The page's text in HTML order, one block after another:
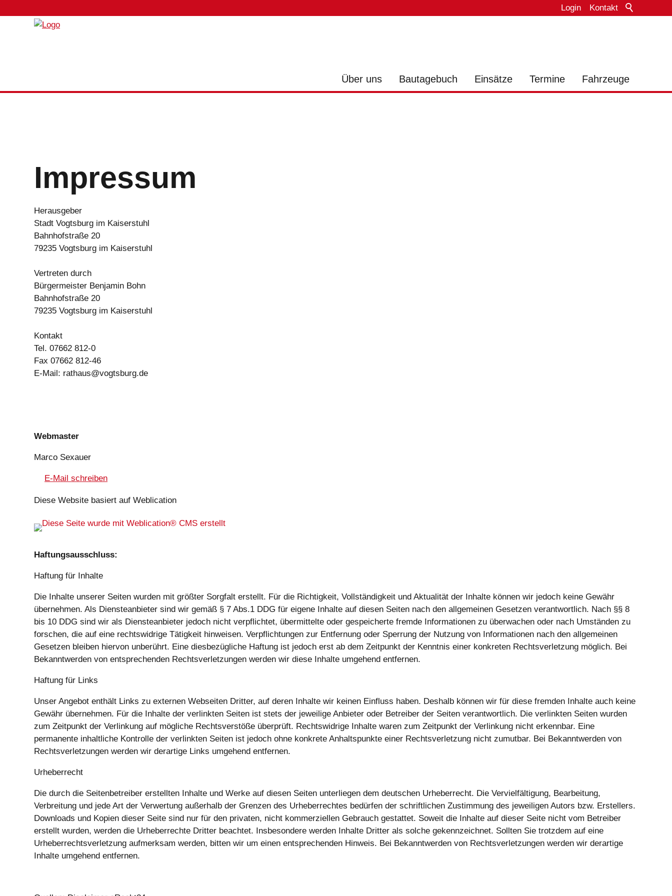
Kontakt
Login
Über uns Bautagebuch Einsätze Termine Fahrzeuge
Impressum
Herausgeber
Stadt Vogtsburg im Kaiserstuhl
Bahnhofstraße 20
79235 Vogtsburg im Kaiserstuhl
Vertreten durch
Bürgermeister Benjamin Bohn
Bahnhofstraße 20
79235 Vogtsburg im Kaiserstuhl
Kontakt
Tel. 07662 812-0
Fax 07662 812-46
E-Mail: rathaus@vogtsburg.de
Webmaster
Marco Sexauer
E-Mail schreiben
Diese Website basiert auf Weblication
Haftungsausschluss:
Haftung für Inhalte
Die Inhalte unserer Seiten wurden mit größter Sorgfalt erstellt. Für die Richtigkeit, Vollständigkeit und Aktualität der Inhalte können wir jedoch keine Gewähr
übernehmen. Als Diensteanbieter sind wir gemäß § 7 Abs.1 DDG für eigene Inhalte auf diesen Seiten nach den allgemeinen Gesetzen verantwortlich. Nach §§ 8
bis 10 DDG sind wir als Diensteanbieter jedoch nicht verpflichtet, übermittelte oder gespeicherte fremde Informationen zu überwachen oder nach Umständen zu
forschen, die auf eine rechtswidrige Tätigkeit hinweisen. Verpflichtungen zur Entfernung oder Sperrung der Nutzung von Informationen nach den allgemeinen
Gesetzen bleiben hiervon unberührt. Eine diesbezügliche Haftung ist jedoch erst ab dem Zeitpunkt der Kenntnis einer konkreten Rechtsverletzung möglich. Bei
Bekanntwerden von entsprechenden Rechtsverletzungen werden wir diese Inhalte umgehend entfernen.
Haftung für Links
Unser Angebot enthält Links zu externen Webseiten Dritter, auf deren Inhalte wir keinen Einfluss haben. Deshalb können wir für diese fremden Inhalte auch keine
Gewähr übernehmen. Für die Inhalte der verlinkten Seiten ist stets der jeweilige Anbieter oder Betreiber der Seiten verantwortlich. Die verlinkten Seiten wurden
zum Zeitpunkt der Verlinkung auf mögliche Rechtsverstöße überprüft. Rechtswidrige Inhalte waren zum Zeitpunkt der Verlinkung nicht erkennbar. Eine
permanente inhaltliche Kontrolle der verlinkten Seiten ist jedoch ohne konkrete Anhaltspunkte einer Rechtsverletzung nicht zumutbar. Bei Bekanntwerden von
Rechtsverletzungen werden wir derartige Links umgehend entfernen.
Urheberrecht
Die durch die Seitenbetreiber erstellten Inhalte und Werke auf diesen Seiten unterliegen dem deutschen Urheberrecht. Die Vervielfältigung, Bearbeitung,
Verbreitung und jede Art der Verwertung außerhalb der Grenzen des Urheberrechtes bedürfen der schriftlichen Zustimmung des jeweiligen Autors bzw. Erstellers.
Downloads und Kopien dieser Seite sind nur für den privaten, nicht kommerziellen Gebrauch gestattet. Soweit die Inhalte auf dieser Seite nicht vom Betreiber
erstellt wurden, werden die Urheberrechte Dritter beachtet. Insbesondere werden Inhalte Dritter als solche gekennzeichnet. Sollten Sie trotzdem auf eine
Urheberrechtsverletzung aufmerksam werden, bitten wir um einen entsprechenden Hinweis. Bei Bekanntwerden von Rechtsverletzungen werden wir derartige
Inhalte umgehend entfernen.